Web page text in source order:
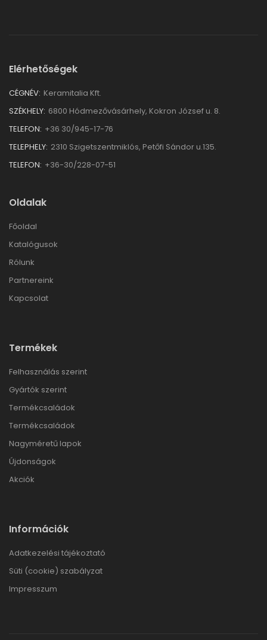
Elérhetőségek
CÉGNÉV: Keramitalia Kft.
SZÉKHELY: 6800 Hódmezővásárhely, Kokron József u. 8.
TELEFON: +36 30/945-17-76
TELEPHELY: 2310 Szigetszentmiklós, Petőfi Sándor u.135.
TELEFON: +36-30/228-07-51
Oldalak
Főoldal
Katalógusok
Rólunk
Partnereink
Kapcsolat
Termékek
Felhasználás szerint
Gyártók szerint
Termékcsaládok
Termékcsaládok
Nagyméretű lapok
Újdonságok
Akciók
Információk
Adatkezelési tájékoztató
Süti (cookie) szabályzat
Impresszum